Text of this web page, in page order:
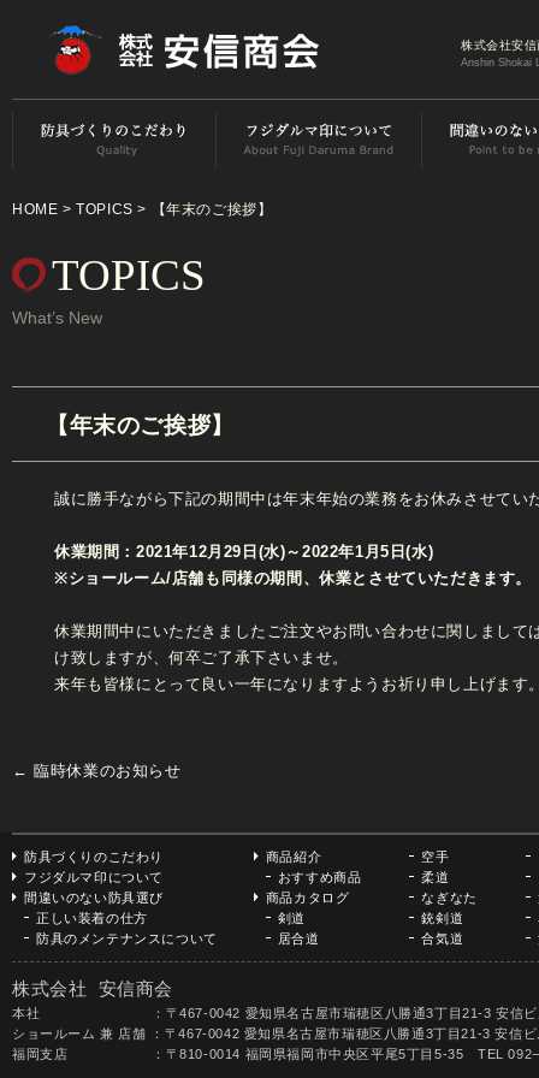
株式会社安
Anshin Shokai
HOME >TOPICS > 【年末のご挨拶】
TOPICS
What’s New
【年末のご挨拶】
誠に勝手ながら下記の期間中は年末年始の業務をお休みさせてい
休業期間：2021年12月29日(水)～2022年1月5日(水)
※ショールーム/店舗も同様の期間、休業とさせていただきます。
休業期間中にいただきましたご注文やお問い合わせに関しまし
け致しますが、何卒ご了承下さいませ。
来年も皆様にとって良い一年になりますようお祈り申し上げます
← 臨時休業のお知らせ
防具づくりのこだわり
フジダルマ印について
間違いのない防具選び
正しい装着の仕方
防具のメンテナンスについて
商品紹介
おすすめ商品
商品カタログ
剣道
居合道
空手
柔道
なぎなた
銃剣道
合気道
株式会社 安信商会
本社 ：〒467-0042 愛知県名古屋市瑞穂区八勝通3丁目21-3 安信ビル
ショールーム 兼 店舗 ：〒467-0042 愛知県名古屋市瑞穂区八勝通3丁目21-3 安
福岡支店 ：〒810-0014 福岡県福岡市中央区平尾5丁目5-35 TEL